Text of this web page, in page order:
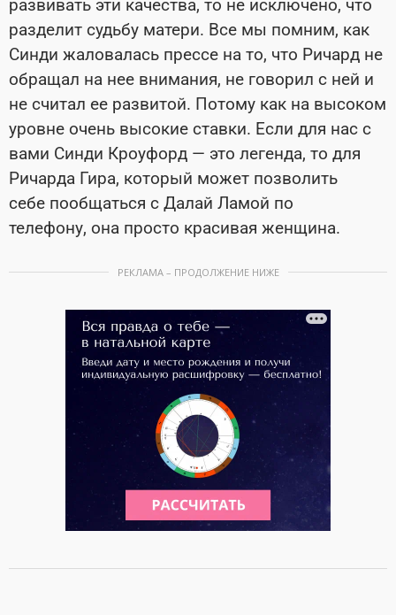
развивать эти качества, то не исключено, что
разделит судьбу матери. Все мы помним, как
Синди жаловалась прессе на то, что Ричард не
обращал на нее внимания, не говорил с ней и
не считал ее развитой. Потому как на высоком
уровне очень высокие ставки. Если для нас с
вами Синди Кроуфорд — это легенда, то для
Ричарда Гира, который может позволить
себе пообщаться с Далай Ламой по
телефону, она просто красивая женщина.
РЕКЛАМА – ПРОДОЛЖЕНИЕ НИЖЕ